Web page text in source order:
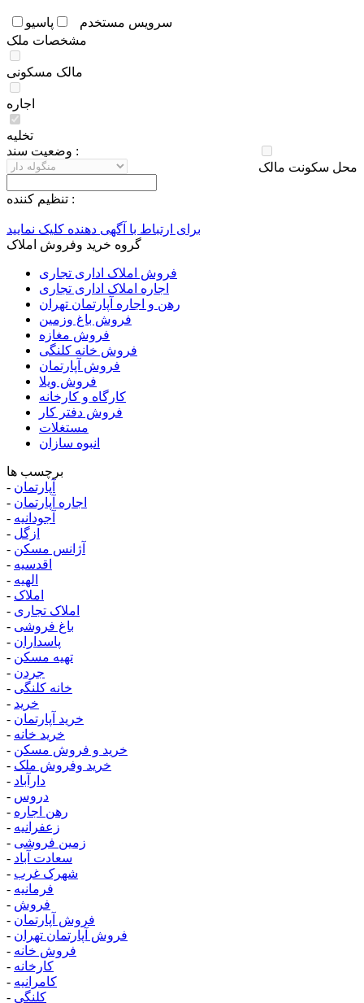
سرويس مستخدم
پاسيو
مشخصات ملک
مالک مسکونی
اجاره
تخلیه
محل سکونت مالک
وضعيت سند :
تنظيم کننده :
برای ارتباط با آگهی دهنده کلیک نمایید
گروه خرید وفروش املاک
فروش املاک اداری تجاری
اجاره املاک اداری تجاری
رهن و اجاره آپارتمان تهران
فروش باغ وزمین
فروش مغازه
فروش خانه کلنگی
فروش آپارتمان
فروش ویلا
کارگاه و کارخانه
فروش دفتر کار
مستغلات
انبوه سازان
برچسب ها
- آپارتمان
- اجاره آپارتمان
- آجودانیه
- ازگل
- آژانس مسکن
- اقدسیه
- الهیه
- املاک
- املاک تجاری
- باغ فروشی
- پاسداران
- تهیه مسکن
- جردن
- خانه کلنگی
- خرید
- خرید آپارتمان
- خرید خانه
- خرید و فروش مسکن
- خرید وفروش ملک
- دارآباد
- دروس
- رهن اجاره
- زعفرانیه
- زمین فروشی
- سعادت آباد
- شهرک غرب
- فرمانیه
- فروش
- فروش آپارتمان
- فروش آپارتمان تهران
- فروش خانه
- کارخانه
- کامرانیه
- کلنگی